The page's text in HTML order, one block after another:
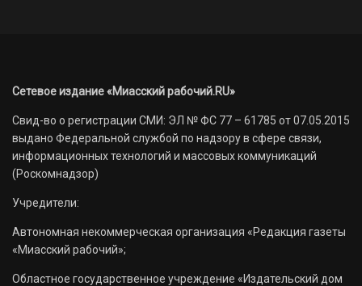
Сетевое издание «Миасский рабочий.RU»
Свид-во о регистрации СМИ: ЭЛ № ФС 77 – 61785 от 07.05.2015
выдано Федеральной службой по надзору в сфере связи,
информационных технологий и массовых коммуникаций
(Роскомнадзор)
Учредители:
Автономная некоммерческая организация «Редакция газеты
«Миасский рабочий»;
Областное государственное учреждение «Издательский дом